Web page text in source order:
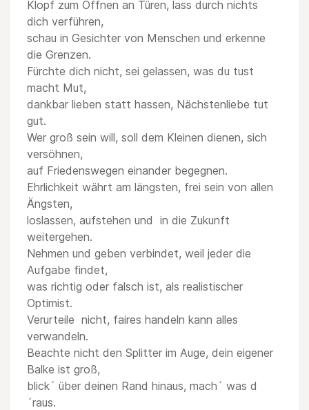
Klopf zum Öffnen an Türen, lass durch nichts
dich verführen,
schau in Gesichter von Menschen und erkenne
die Grenzen.
Fürchte dich nicht, sei gelassen, was du tust
macht Mut,
dankbar lieben statt hassen, Nächstenliebe tut
gut.
Wer groß sein will, soll dem Kleinen dienen, sich
versöhnen,
auf Friedenswegen einander begegnen.
Ehrlichkeit währt am längsten, frei sein von allen
Ängsten,
loslassen, aufstehen und in die Zukunft
weitergehen.
Nehmen und geben verbindet, weil jeder die
Aufgabe findet,
was richtig oder falsch ist, als realistischer
Optimist.
Verurteile nicht, faires handeln kann alles
verwandeln.
Beachte nicht den Splitter im Auge, dein eigener
Balke ist groß,
blick´ über deinen Rand hinaus, mach´ was d
´raus.